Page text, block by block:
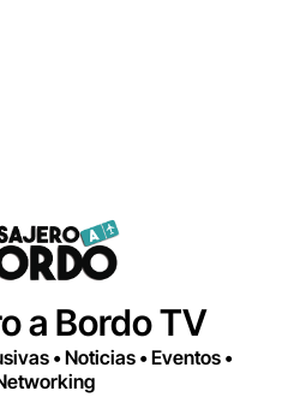
a Bordo TV
• Noticias • Eventos •